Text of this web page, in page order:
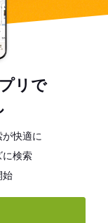
リで
快適に
に検索
始